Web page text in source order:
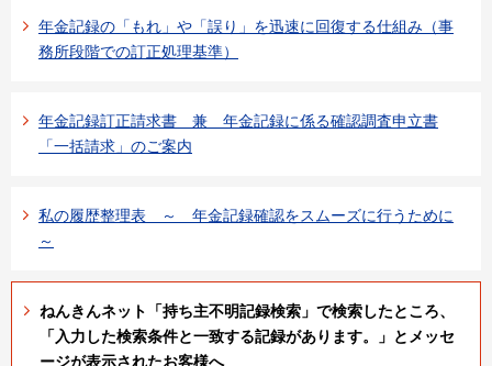
年金記録の「もれ」や「誤り」を迅速に回復する仕組み（事
務所段階での訂正処理基準）
年金記録訂正請求書 兼 年金記録に係る確認調査申立書
「一括請求」のご案内
私の履歴整理表 ～ 年金記録確認をスムーズに行うために
～
ねんきんネット「持ち主不明記録検索」で検索したところ、
「入力した検索条件と一致する記録があります。」とメッセ
ージが表示されたお客様へ